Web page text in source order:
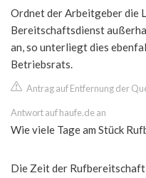
Ordnet der Arbeitgeber die
Bereitschaftsdienst
an, so unterliegt dies
Betriebsrats.
Antrag auf Entfernung der
Antwort auf haufe.de an
Wie viele Tage am Stück
Die Zeit der